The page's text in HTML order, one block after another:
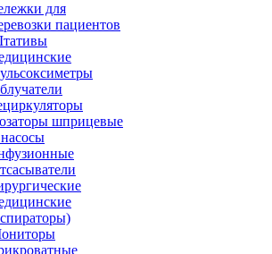
для
пациентов
шприцевые